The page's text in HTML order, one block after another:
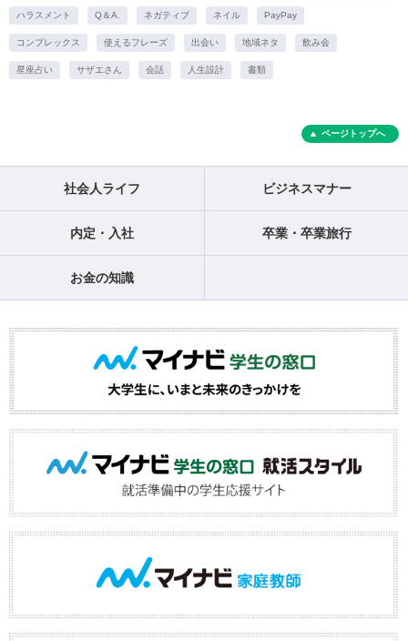
ハラスメント Q＆A. ネガティブ ネイル PayPay
コンプレックス 使えるフレーズ 出会い 地域ネタ 飲み会
星座占い サザエさん 会話 人生設計 書類
ページトップへ
社会人ライフ ビジネスマナー
内定・入社 卒業・卒業旅行
お金の知識